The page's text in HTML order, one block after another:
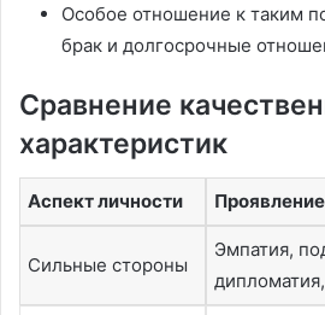
Особое отношение к таким
брак и долгосрочные
Сравнение
характеристик
Аспект личности
Сильные стороны
Эмпатия,